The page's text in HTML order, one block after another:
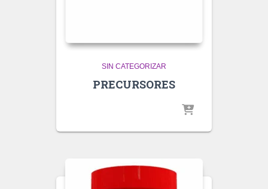
SIN CATEGORIZAR
PRECURSORES